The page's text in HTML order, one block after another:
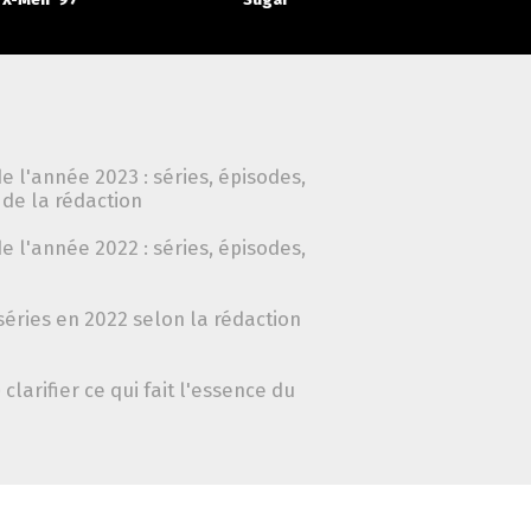
l'année 2023 : séries, épisodes,
la rédaction
l'année 2022 : séries, épisodes,
en 2022 selon la rédaction
clarifier ce qui fait l'essence du